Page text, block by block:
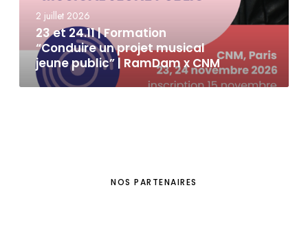
2 juillet 2026
23 et 24.11 | Formation
“Conduire un projet musical
jeune public” | RamDam x CNM
NOS PARTENAIRES